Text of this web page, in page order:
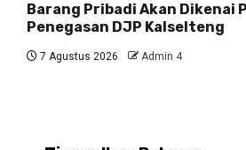
Barang Pribadi Akan Dikenai
Penegasan DJP Kalselteng
7 Agustus 2026 Admin 4